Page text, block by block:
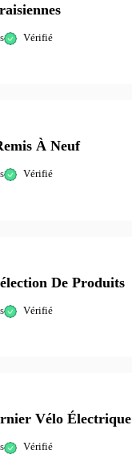
Vérifié
À Neuf
Vérifié
De Produits
Vérifié
Vélo Électrique
Vérifié